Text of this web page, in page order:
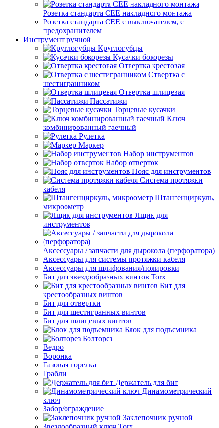
Розетка стандарта СЕЕ накладного монтажа
Розетка стандарта СЕЕ с выключателем, с
предохранителем
Инструмент ручной
Круглогубцы
Кусачки бокорезы
Отвертка крестовая
Отвертка с
шестигранником
Отвертка шлицевая
Пассатижи
Торцевые кусачки
Ключ
комбинированный гаечный
Рулетка
Маркер
Набор инструментов
Набор отверток
Пояс для инструментов
Система протяжки
кабеля
Штангенциркуль,
микроометр
Ящик для
инструментов
Аксессуары / запчасти для дырокола (перфоратора)
Аксессуары для системы протяжки кабеля
Аксессуары для шлифования/полировки
Бит для звездообразных винтов Torx
Бит для
крестообразных винтов
Бит для отвертки
Бит для шестигранных винтов
Бит для шлицевых винтов
Блок для подъемника
Болторез
Ведро
Воронка
Газовая горелка
Грабли
Держатель для бит
Динамометрический
ключ
Забор/ограждение
Заклепочник ручной
Звездообразный ключ Torx